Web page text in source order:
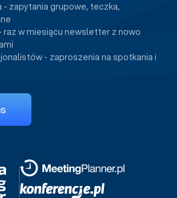
- zapytania grupowe, teczka,
raz w miesiącu newsletter z nowo
- zaproszenia na spotkania i